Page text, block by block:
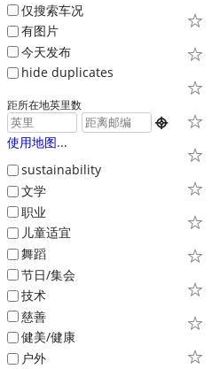
仅搜索车况
有图片
今天发布
hide duplicates
距所在地英里数

使用地图...
sustainability
文学
职业
儿童适宜
舞蹈
节日/集会
技术
慈善
健美/健康
户外